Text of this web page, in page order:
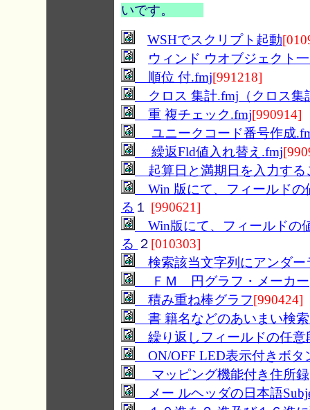
いです。
WSHでスクリプト起動
ウィンド ウオブジェクト
順位 付.fmj[991218]
クロス 集計.fmj（クロス集
重 複チェック.fmj[990914]
ユニークコード番号作成
繰返Fld値入れ替え.fmj
起算日と満期日を入力する
Win 版にて、フィールドの
る １ [990621]
Win版にて、フィールドの
る ２ [010303]
検索該当文字列にアンダー
ＦＭ 円グラフ・メーカー
積み重ね棒グラフ[990424]
書 籍名などのあいまい検
繰り返しフィールドの任意
ON/OFF LED表示付きボタ
マッピング機能付き住所録
メー ルヘッダの日本語